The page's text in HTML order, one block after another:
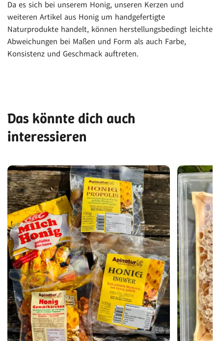
Da es sich bei unserem Honig, unseren Kerzen und
weiteren Artikel aus Honig um handgefertigte
Naturprodukte handelt, können herstellungsbedingt leichte
Abweichungen bei Maßen und Form als auch Farbe,
Konsistenz und Geschmack auftreten.
Das könnte dich auch
interessieren